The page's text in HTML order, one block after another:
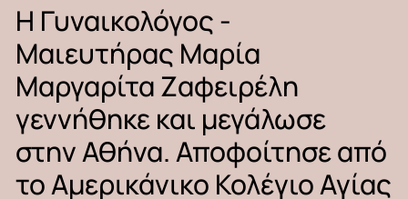
H Γυναικολόγος-
Μαιευτήρας Μαρία
ΜαργαρίταΖαφειρέλη
γεννήθηκεκαι μεγάλωσε
στηνΑθήνα. Αποφοίτησεαπό
τοΑμερικάνικο ΚολέγιοΑγίας